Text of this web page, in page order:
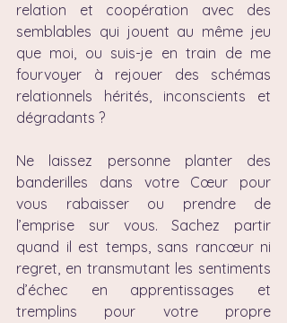
relation et coopération avec des
semblables qui jouent au même jeu
que moi, ou suis-je en train de me
fourvoyer à rejouer des schémas
relationnels hérités, inconscients et
dégradants ?
Ne laissez personne planter des
banderilles dans votre Cœur pour
vous rabaisser ou prendre de
l’emprise sur vous. Sachez partir
quand il est temps, sans rancœur ni
regret, en transmutant les sentiments
d’échec en apprentissages et
tremplins pour votre propre